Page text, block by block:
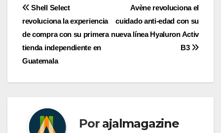
Navegación
de
entradas
Avène revoluciona el
cuidado anti-edad con su
nueva línea Hyaluron Activ
B3
Shell Select
revoluciona la experiencia
de compra con su primera
tienda independiente en
Guatemala
Por ajalmagazine